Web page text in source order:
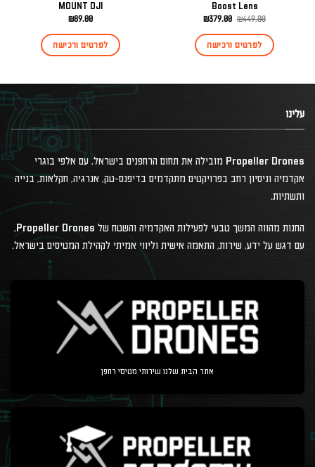
Boost Lens
₪449.00
המחיר
היה:
₪449.00.
₪379.00 המחיר
הוא:
₪379.00.
לפרטים ורכישה
MOUNT DJI
₪89.00
לפרטים ורכישה
עלינו
Propeller Drones מובילה את תחום הרחפנים בישראל, עם אלפי בוגרי
אקדמיה וניסיון רחב בפרויקטים מתקדמים בדיפנס-טק, אנרגיה, חקלאות, בנייה
ותשתיות.
החנות מהווה המשך טבעי לפעילות האקדמיה והשטח של Propeller Drones,
עם דגש על ידע, שירות, התאמה אישית וליווי אמיתי לקהילת המטיסים בישראל.
אתר הבית שלנו שירותי מטיסי רחפן